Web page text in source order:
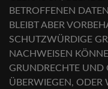
BETROFFENEN
BLEIBT ABER
SCHUTZWÜRDIGE
NACHWEISEN
GRUNDRECHTE UND
ÜBERWIEGEN, ODER